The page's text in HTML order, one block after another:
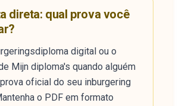
direta: qual prova você
digital ou o
Mijn diploma's quando alguém
oficial do seu inburgering
o PDF em formato